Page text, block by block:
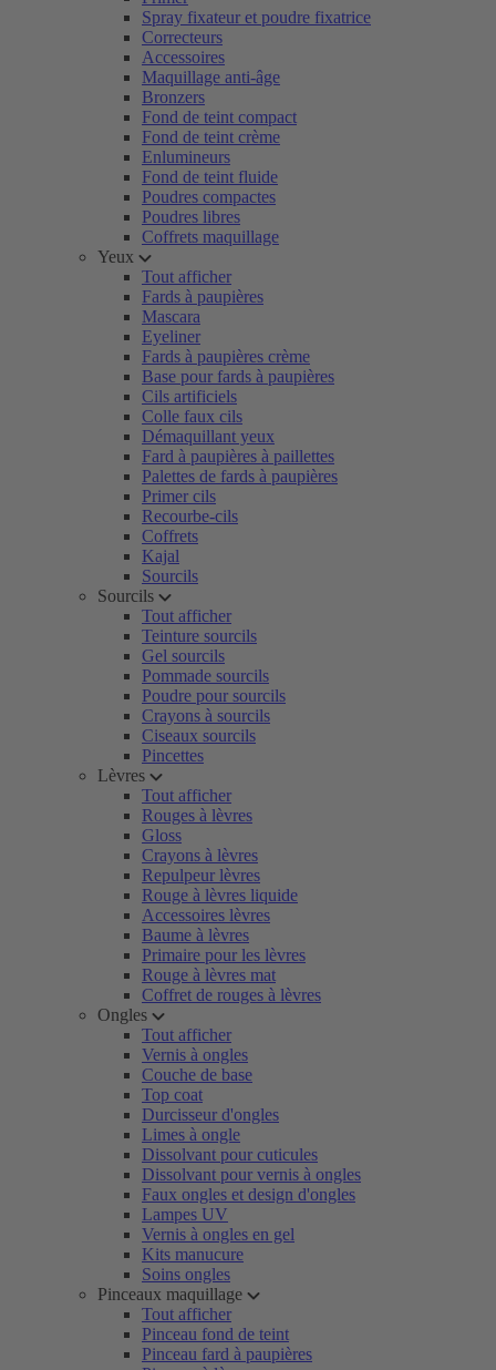
Spray fixateur et poudre fixatrice
Correcteurs
Accessoires
Maquillage anti-âge
Bronzers
Fond de teint compact
Fond de teint crème
Enlumineurs
Fond de teint fluide
Poudres compactes
Poudres libres
Coffrets maquillage
Yeux
Tout afficher
Fards à paupières
Mascara
Eyeliner
Fards à paupières crème
Base pour fards à paupières
Cils artificiels
Colle faux cils
Démaquillant yeux
Fard à paupières à paillettes
Palettes de fards à paupières
Primer cils
Recourbe-cils
Coffrets
Kajal
Sourcils
Sourcils
Tout afficher
Teinture sourcils
Gel sourcils
Pommade sourcils
Poudre pour sourcils
Crayons à sourcils
Ciseaux sourcils
Pincettes
Lèvres
Tout afficher
Rouges à lèvres
Gloss
Crayons à lèvres
Repulpeur lèvres
Rouge à lèvres liquide
Accessoires lèvres
Baume à lèvres
Primaire pour les lèvres
Rouge à lèvres mat
Coffret de rouges à lèvres
Ongles
Tout afficher
Vernis à ongles
Couche de base
Top coat
Durcisseur d'ongles
Limes à ongle
Dissolvant pour cuticules
Dissolvant pour vernis à ongles
Faux ongles et design d'ongles
Lampes UV
Vernis à ongles en gel
Kits manucure
Soins ongles
Pinceaux maquillage
Tout afficher
Pinceau fond de teint
Pinceau fard à paupières